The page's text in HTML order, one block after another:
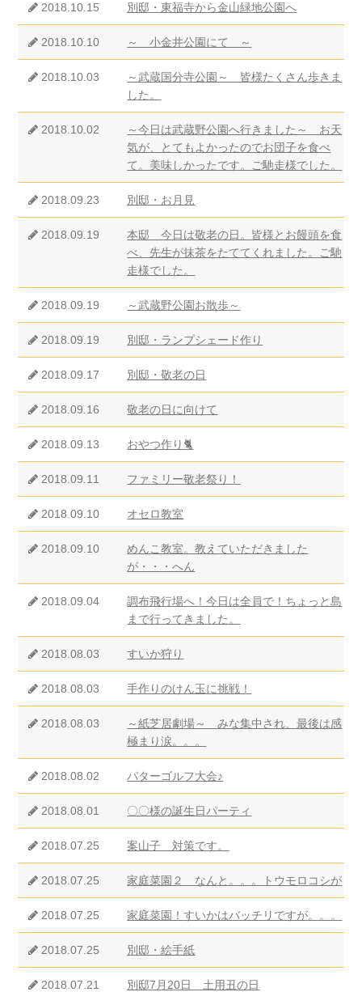
2018.10.15 別邸・東福寺から金山緑地公園へ
2018.10.10 ～ 小金井公園にて ～
2018.10.03
～武蔵国分寺公園～ 皆様たくさん歩きま
した。
2018.10.02
～今日は武蔵野公園へ行きました～ お天
気が、とてもよかったのでお団子を食べ
て。美味しかったです。ご馳走様でした。
2018.09.23 別邸・お月見
2018.09.19
本邸 今日は敬老の日。皆様とお饅頭を食
べ、先生が抹茶をたててくれました。ご馳
走様でした。
2018.09.19 ～武蔵野公園お散歩～
2018.09.19 別邸・ランプシェード作り
2018.09.17 別邸・敬老の日
2018.09.16 敬老の日に向けて
2018.09.13 おやつ作り🐈
2018.09.11 ファミリー敬老祭り！
2018.09.10 オセロ教室
2018.09.10
めんこ教室。教えていただきました
が・・・へん
2018.09.04
調布飛行場へ！今日は全員で！ちょっと島
まで行ってきました。
2018.08.03 すいか狩り
2018.08.03 手作りのけん玉に挑戦！
2018.08.03
～紙芝居劇場～ みな集中され、最後は感
極まり涙。。。
2018.08.02 パターゴルフ大会♪
2018.08.01 〇〇様の誕生日パーティ
2018.07.25 案山子 対策です。
2018.07.25 家庭菜園２ なんと。。。トウモロコシが
2018.07.25 家庭菜園！すいかはバッチリですが。。。
2018.07.25 別邸・絵手紙
2018.07.21 別邸7月20日 土用丑の日